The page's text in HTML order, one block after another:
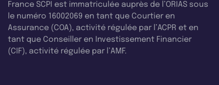
France SCPI est immatriculée auprès de l’ORIAS sous
le numéro 16002069 en tant que Courtier en
Assurance (COA), activité régulée par l’ACPR et en
tant que Conseiller en Investissement Financier
(CIF), activité régulée par l’AMF.